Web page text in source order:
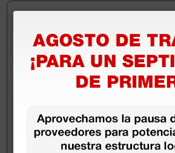
¿Todavía tienes alguna duda?
información?